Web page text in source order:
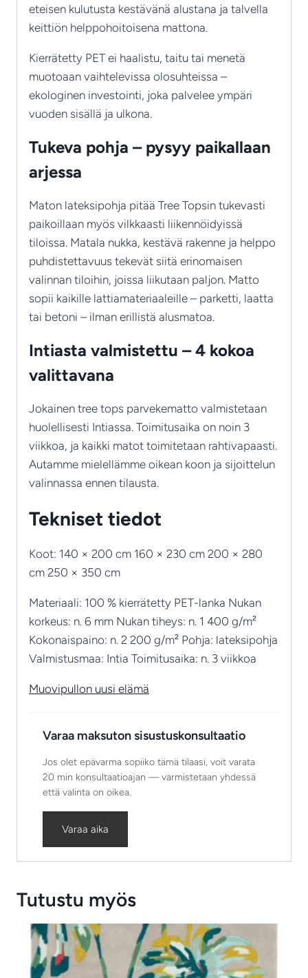
eteisen kulutusta kestävänä alustana ja talvella
keittiön helppohoitoisena mattona.
Kierrätetty PET ei haalistu, taitu tai menetä
muotoaan vaihtelevissa olosuhteissa –
ekologinen investointi, joka palvelee ympäri
vuoden sisällä ja ulkona.
Tukeva pohja – pysyy paikallaan
arjessa
Maton lateksipohja pitää Tree Topsin tukevasti
paikoillaan myös vilkkaasti liikennöidyissä
tiloissa. Matala nukka, kestävä rakenne ja helppo
puhdistettavuus tekevät siitä erinomaisen
valinnan tiloihin, joissa liikutaan paljon. Matto
sopii kaikille lattiamateriaaleille – parketti, laatta
tai betoni – ilman erillistä alusmatoa.
Intiasta valmistettu – 4 kokoa
valittavana
Jokainen tree tops parvekematto valmistetaan
huolellisesti Intiassa. Toimitusaika on noin 3
viikkoa, ja kaikki matot toimitetaan rahtivapaasti.
Autamme mielellämme oikean koon ja sijoittelun
valinnassa ennen tilausta.
Tekniset tiedot
Koot: 140 × 200 cm 160 × 230 cm 200 × 280
cm 250 × 350 cm
Materiaali: 100 % kierrätetty PET-lanka Nukan
korkeus: n. 6 mm Nukan tiheys: n. 1 400 g/m²
Kokonaispaino: n. 2 200 g/m² Pohja: lateksipohja
Valmistusmaa: Intia Toimitusaika: n. 3 viikkoa
Muovipullon uusi elämä
Varaa maksuton sisustuskonsultaatio
Jos olet epävarma sopiiko tämä tilaasi, voit varata
20 min konsultaatioajan — varmistetaan yhdessä
että valinta on oikea.
Varaa aika
Tutustu myös